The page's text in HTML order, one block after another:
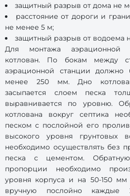
защитный разрыв от дома не
расстояние от дороги и
не менее 5 м;
защитный разрыв от водоема
Для монтажа аэрационной
котлован. По бокам между
аэрационной станции должно
менее 250 мм. Дно
засыпается слоем песка
выравнивается по уровню.
котлована вокруг септика
песком с послойной его
высокого уровня грунтовых
необходимо осуществлять без
песка с цементом.
пропорции необходимо
уровня корпуса и на 50-150 мм
вручную послойно